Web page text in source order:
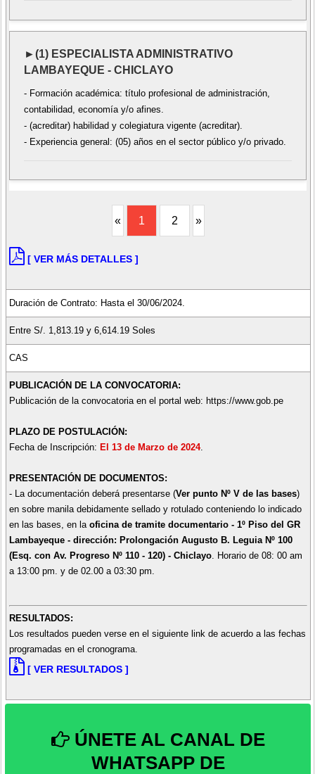
►(1) ESPECIALISTA ADMINISTRATIVO
LAMBAYEQUE - CHICLAYO
- Formación académica: título profesional de administración,
contabilidad, economía y/o afines.
- (acreditar) habilidad y colegiatura vigente (acreditar).
- Experiencia general: (05) años en el sector público y/o privado.
« 1 2 »
[ VER MÁS DETALLES ]
Duración de Contrato: Hasta el 30/06/2024.
Entre S/. 1,813.19 y 6,614.19 Soles
CAS
PUBLICACIÓN DE LA CONVOCATORIA:
Publicación de la convocatoria en el portal web: https://www.gob.pe
PLAZO DE POSTULACIÓN:
Fecha de Inscripción: El 13 de Marzo de 2024.
PRESENTACIÓN DE DOCUMENTOS:
- La documentación deberá presentarse (Ver punto Nº V de las bases)
en sobre manila debidamente sellado y rotulado conteniendo lo indicado
en las bases, en la oficina de tramite documentario - 1º Piso del GR
Lambayeque - dirección: Prolongación Augusto B. Leguia Nº 100
(Esq. con Av. Progreso Nº 110 - 120) - Chiclayo. Horario de 08: 00 am
a 13:00 pm. y de 02.00 a 03:30 pm.
RESULTADOS:
Los resultados pueden verse en el siguiente link de acuerdo a las fechas
programadas en el cronograma.
[ VER RESULTADOS ]
ÚNETE AL CANAL DE
WHATSAPP DE